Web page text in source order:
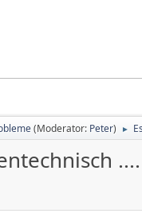
(Moderator: Peter) ►
....